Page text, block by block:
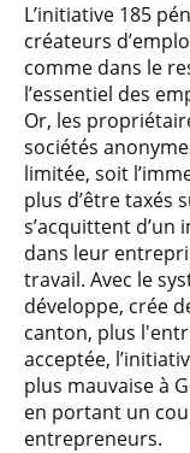
L’initiative 185
créateurs
comme dans le
l’essentiel des
Or, les
sociétés
limitée, soit
plus d’être taxés
s’acquittent
dans leur
travail. Avec le
développe, crée
canton, plus
acceptée,
plus mauvaise à
en portant un
entrepreneurs.